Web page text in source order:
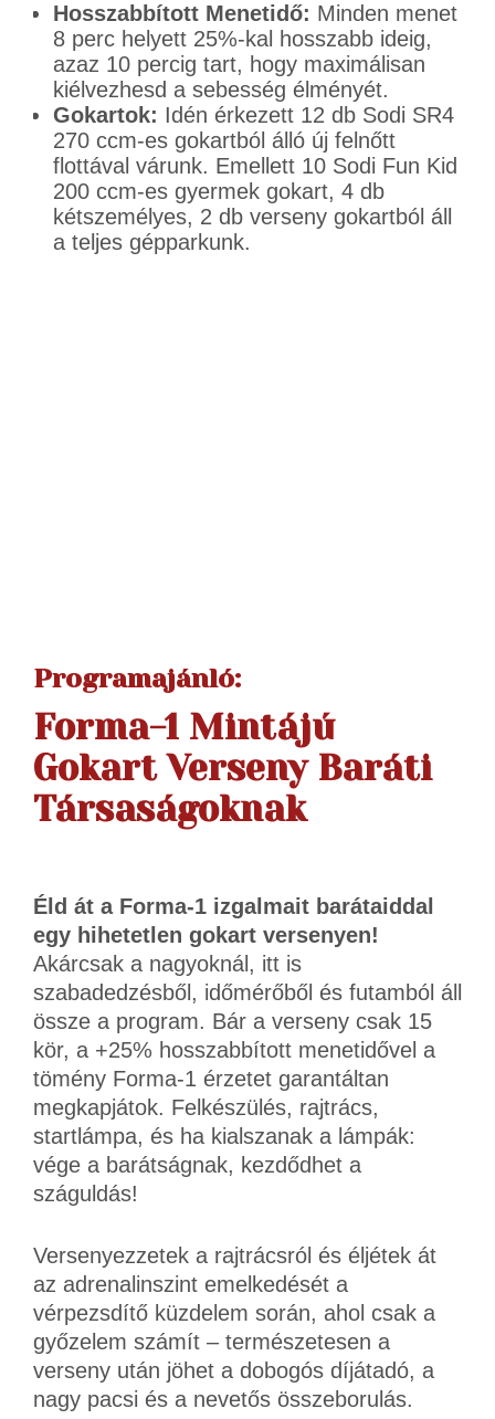
Hosszabbított Menetidő: Minden menet
8 perc helyett 25%-kal hosszabb ideig,
azaz 10 percig tart, hogy maximálisan
kiélvezhesd a sebesség élményét.
Gokartok: Idén érkezett 12 db Sodi SR4
270 ccm-es gokartból álló új felnőtt
flottával várunk. Emellett 10 Sodi Fun Kid
200 ccm-es gyermek gokart, 4 db
kétszemélyes, 2 db verseny gokartból áll
a teljes gépparkunk.
Programajánló:
Forma-1 Mintájú
Gokart Verseny Baráti
Társaságoknak
Éld át a Forma-1 izgalmait barátaiddal
egy hihetetlen gokart versenyen!
Akárcsak a nagyoknál, itt is
szabadedzésből, időmérőből és futamból áll
össze a program. Bár a verseny csak 15
kör, a +25% hosszabbított menetidővel a
tömény Forma-1 érzetet garantáltan
megkapjátok. Felkészülés, rajtrács,
startlámpa, és ha kialszanak a lámpák:
vége a barátságnak, kezdődhet a
száguldás!
Versenyezzetek a rajtrácsról és éljétek át
az adrenalinszint emelkedését a
vérpezsdítő küzdelem során, ahol csak a
győzelem számít – természetesen a
verseny után jöhet a dobogós díjátadó, a
nagy pacsi és a nevetős összeborulás.